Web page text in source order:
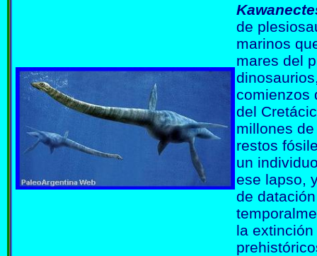
de
marinos
mares del
comienzos
del
millones
restos
un
ese lapso,
de
la